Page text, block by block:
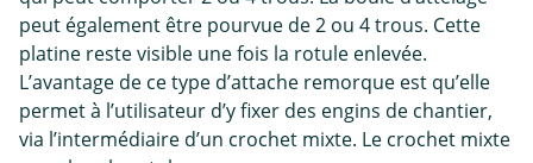
peut également être pourvue de 2 ou 4 trous. Cette
platine reste visible une fois la rotule enlevée.
L’avantage de ce type d’attache remorque est qu’elle
permet à l’utilisateur d’y fixer des engins de chantier,
via l’intermédiaire d’un crochet mixte. Le crochet mixte